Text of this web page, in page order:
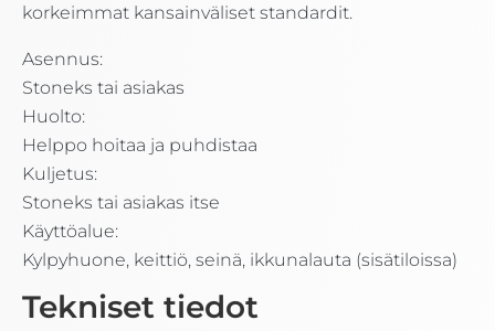
korkeimmat kansainväliset standardit.
Asennus:
Stoneks tai asiakas
Huolto:
Helppo hoitaa ja puhdistaa
Kuljetus:
Stoneks tai asiakas itse
Käyttöalue:
Kylpyhuone, keittiö, seinä, ikkunalauta (sisätiloissa)
Tekniset tiedot